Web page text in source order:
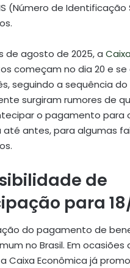
(Número de Identificação
de agosto de 2025, a Caixa
começam no dia 20 e
seguindo a sequência do
surgiram rumores de
o pagamento para
até antes, para algumas
de
para
do pagamento de
no Brasil. Em ocasiões
Caixa Econômica já